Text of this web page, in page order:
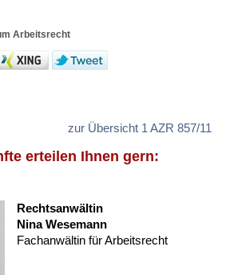
Arbeitsrecht
zur Übersicht 1 AZR 857/11
erteilen Ihnen gern:
Rechtsanwältin
Nina Wesemann
Fachanwältin für Arbeitsrecht